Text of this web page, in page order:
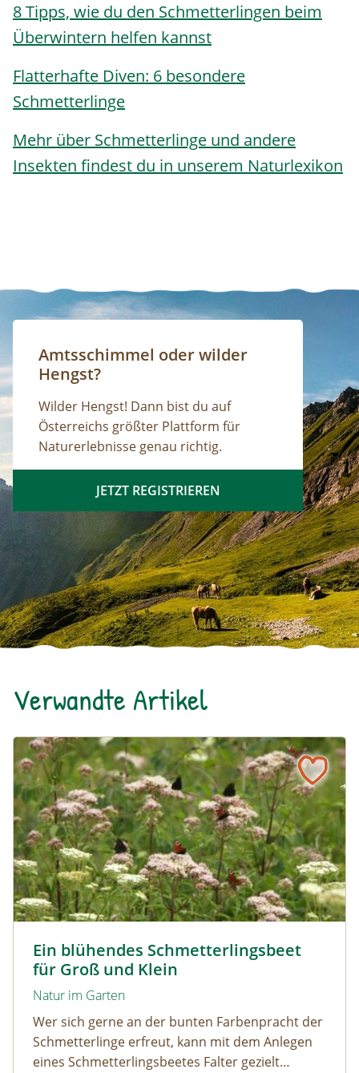
8 Tipps, wie du den Schmetterlingen beim
Überwintern helfen kannst
Flatterhafte Diven: 6 besondere
Schmetterlinge
Mehr über Schmetterlinge und andere
Insekten findest du in unserem Naturlexikon
Amtsschimmel oder wilder
Hengst?
Wilder Hengst! Dann bist du auf
Österreichs größter Plattform für
Naturerlebnisse genau richtig.
JETZT REGISTRIEREN
Verwandte Artikel
Ein blühendes Schmetterlingsbeet
für Groß und Klein
Natur im Garten
Wer sich gerne an der bunten Farbenpracht der
Schmetterlinge erfreut, kann mit dem Anlegen
eines Schmetterlingsbeetes Falter gezielt
Ein blühendes Schmetterlingsbeet für Groß und Klein